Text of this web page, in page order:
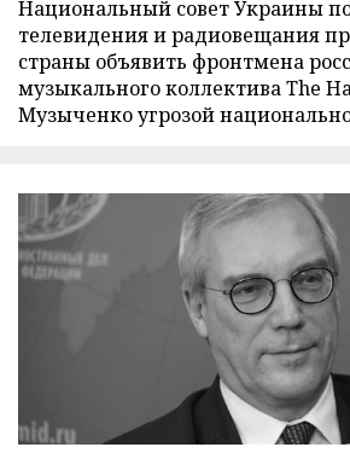
Национальный совет Украины
телевидения и радиовещания
страны объявить фронтмена
музыкального коллектива The
Музыченко угрозой